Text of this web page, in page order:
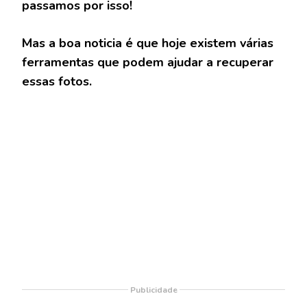
passamos por isso!
Mas a boa noticia é que hoje existem várias
ferramentas que podem ajudar a recuperar
essas fotos.
Publicidade